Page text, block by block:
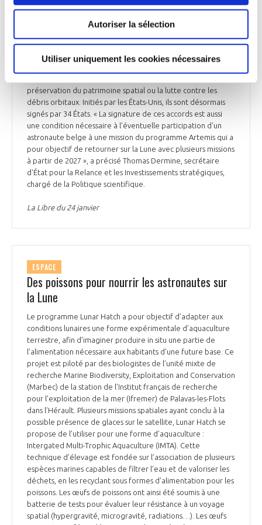
Autoriser la sélection
Utiliser uniquement les cookies nécessaires
Mardi 23 janvier, lors d'une cérémonie en marge de la
16ème European Space Conference, la Belgique a signé les
principes juridiquement non-contraignants pour la
coopération dans l'exploration civile de la Lune, de Mars, des
préservation du patrimoine spatial ou la lutte contre les
débris orbitaux. Initiés par les États-Unis, ils sont désormais
signés par 34 États. « La signature de ces accords est aussi
une condition nécessaire à l'éventuelle participation d'un
astronaute belge à une mission du programme Artemis qui a
pour objectif de retourner sur la Lune avec plusieurs missions
à partir de 2027 », a précisé Thomas Dermine, secrétaire
d'État pour la Relance et les Investissements stratégiques,
chargé de la Politique scientifique.
La Libre du 24 janvier
ESPACE
Des poissons pour nourrir les astronautes sur
la Lune
Le programme Lunar Hatch a pour objectif d’adapter aux
conditions lunaires une forme expérimentale d’aquaculture
terrestre, afin d’imaginer produire in situ une partie de
l’alimentation nécessaire aux habitants d’une future base. Ce
projet est piloté par des biologistes de l’unité mixte de
recherche Marine Biodiversity, Exploitation and Conservation
(Marbec) de la station de l’Institut français de recherche
pour l’exploitation de la mer (Ifremer) de Palavas-les-Flots
dans l’Hérault. Plusieurs missions spatiales ayant conclu à la
possible présence de glaces sur le satellite, Lunar Hatch se
propose de l’utiliser pour une forme d’aquaculture :
Intergated Multi-Trophic Aquaculture (IMTA). Cette
technique d’élevage est fondée sur l’association de plusieurs
espèces marines capables de filtrer l’eau et de valoriser les
déchets, en les recyclant sous formes d’alimentation pour les
poissons. Les œufs de poissons ont ainsi été soumis à une
batterie de tests pour évaluer leur résistance à un voyage
spatial (hypergravité, microgravité, radiations…). Les œufs